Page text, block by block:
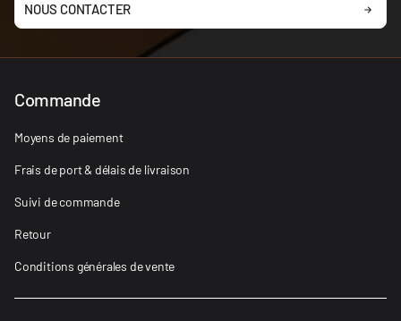
NOUS CONTACTER
Commande
Moyens de paiement
Frais de port & délais de livraison
Suivi de commande
Retour
Conditions générales de vente